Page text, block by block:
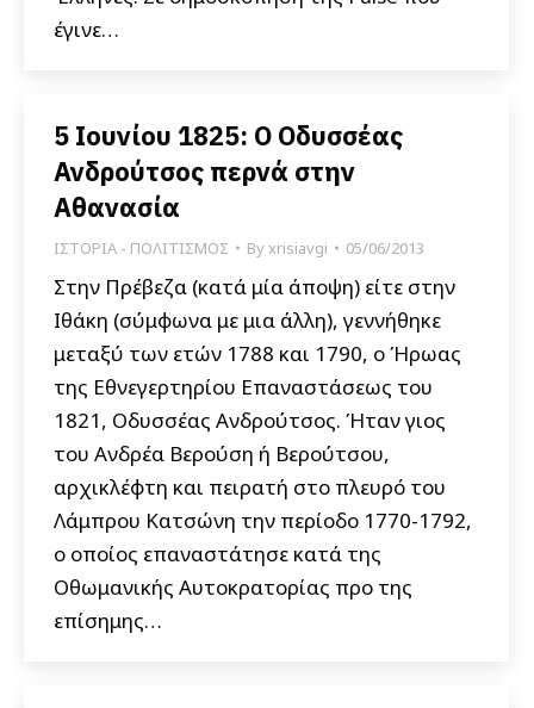
έγινε…
5 Ιουνίου 1825: Ο Οδυσσέας
Ανδρούτσος περνά στην
Αθανασία
ΙΣΤΟΡΙΑ - ΠΟΛΙΤΙΣΜΟΣ Byxrisiavgi 05/06/2013
Στην Πρέβεζα (κατά μία άποψη) είτε στην
Ιθάκη (σύμφωνα με μια άλλη), γεννήθηκε
μεταξύ των ετών 1788 και 1790, ο Ήρωας
της Εθνεγερτηρίου Επαναστάσεως του
1821, Οδυσσέας Ανδρούτσος. Ήταν γιος
του Ανδρέα Βερούση ή Βερούτσου,
αρχικλέφτη και πειρατή στο πλευρό του
Λάμπρου Κατσώνη την περίοδο 1770-1792,
ο οποίος επαναστάτησε κατά της
Οθωμανικής Αυτοκρατορίας προ της
επίσημης…